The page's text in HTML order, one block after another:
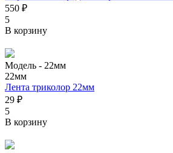
550 ₽
5
В корзину
Модель - 22мм
22мм
Лента триколор 22мм
29 ₽
5
В корзину